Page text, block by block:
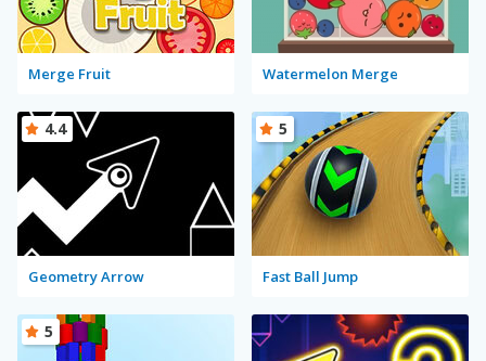
Merge Fruit Watermelon Merge
Geometry Arrow
4.4
Fast Ball Jump
5
5